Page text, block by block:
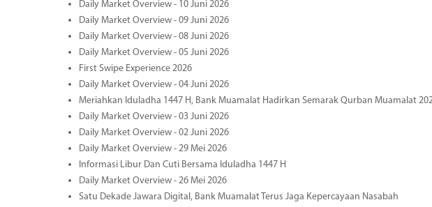
Daily Market Overview - 10 Juni 2026
Daily Market Overview - 09 Juni 2026
Daily Market Overview - 08 Juni 2026
Daily Market Overview - 05 Juni 2026
First Swipe Experience 2026
Daily Market Overview - 04 Juni 2026
Meriahkan Iduladha 1447 H, Bank Muamalat Hadirkan Semarak Qurban Muamalat
Daily Market Overview - 03 Juni 2026
Daily Market Overview - 02 Juni 2026
Daily Market Overview - 29 Mei 2026
Informasi Libur Dan Cuti Bersama Iduladha 1447 H
Daily Market Overview - 26 Mei 2026
Satu Dekade Jawara Digital, Bank Muamalat Terus Jaga Kepercayaan Nasabah